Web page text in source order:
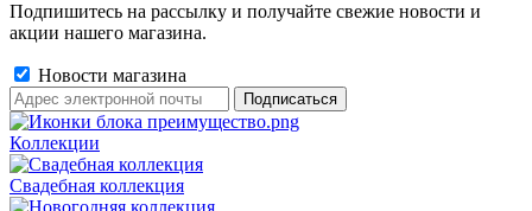
Подпишитесь на рассылку и получайте свежие новости и
акции нашего магазина.
Новости магазина
Коллекции
Свадебная коллекция